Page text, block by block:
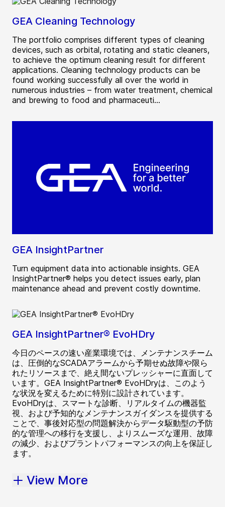
GEA Cleaning Technology
The portfolio comprises different types of cleaning
devices, such as orbital, rotating and static cleaners,
to achieve the optimum cleaning result for different
applications. Cleaning technology products can be
found working successfully all over the world in
numerous industries – from water treatment, chemical
and brewing to food and pharmaceuti...
GEA InsightPartner
Turn equipment data into actionable insights. GEA
InsightPartner® helps you detect issues early, plan
maintenance ahead and prevent costly downtime.
GEA InsightPartner® EvoHDry
今日のペースの速い産業環境では、メンテナンスチーム
は、圧倒的なSCADAアラームから予期せぬ故障や限ら
れたリソースまで、絶え間ないプレッシャーに直面して
います。GEA InsightPartner® EvoHDryは、このよう
な状況を変えるために特別に設計されています。
EvoHDryは、スマートな診断、リアルタイムの機器監
視、および予知的なメンテナンスガイダンスを提供する
ことで、事後対応型の問題解決からデータ駆動型の予防
的な管理への移行を支援し、よりスムーズな運用、故障
の減少、およびプラントパフォーマンスの向上を保証し
ます。
View More